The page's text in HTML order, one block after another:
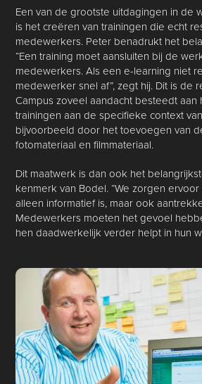
Een van de grootste uitdagingen in de
is het creëren van trainingen die echt
medewerkers. Peter benadrukt het
“Een training moet aansluiten bij de
medewerkers. Als een e-learning niet
medewerker snel af”, zegt hij. Dit is de
Campus zoveel aandacht besteedt aan
trainingen aan de specifieke context
bijvoorbeeld door het toevoegen van
fotomateriaal en filmmateriaal.
Dit maatwerk is dan ook het
kenmerk van Bodel. “We zorgen
alleen informatief is, maar ook
Medewerkers moeten het gevoel
hen daadwerkelijk verder helpt in hun